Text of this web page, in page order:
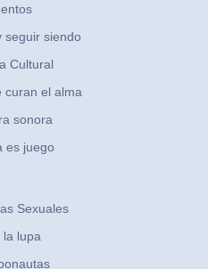
seguir siendo
Cultural
curan el alma
sonora
es juego
Sexuales
la lupa